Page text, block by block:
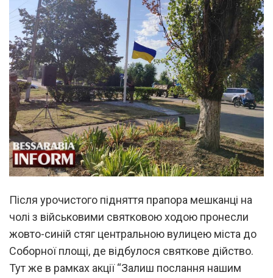
Після урочистого підняття прапора мешканці на
чолі з військовими святковою ходою пронесли
жовто-синій стяг центральною вулицею міста до
Соборної площі, де відбулося святкове дійство.
Тут же в рамках акції “Залиш послання нашим